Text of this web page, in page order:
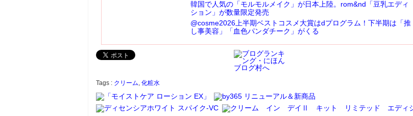
韓国で人気の「モルモルメイク」が日本上陸。rom&nd「豆乳エディ
ション」が数量限定発売
@cosme2026上半期ベストコスメ大賞はdプログラム！下半期は「推
し事美容」「血色パンダチーク」がくる
Tags : クリーム, 化粧水